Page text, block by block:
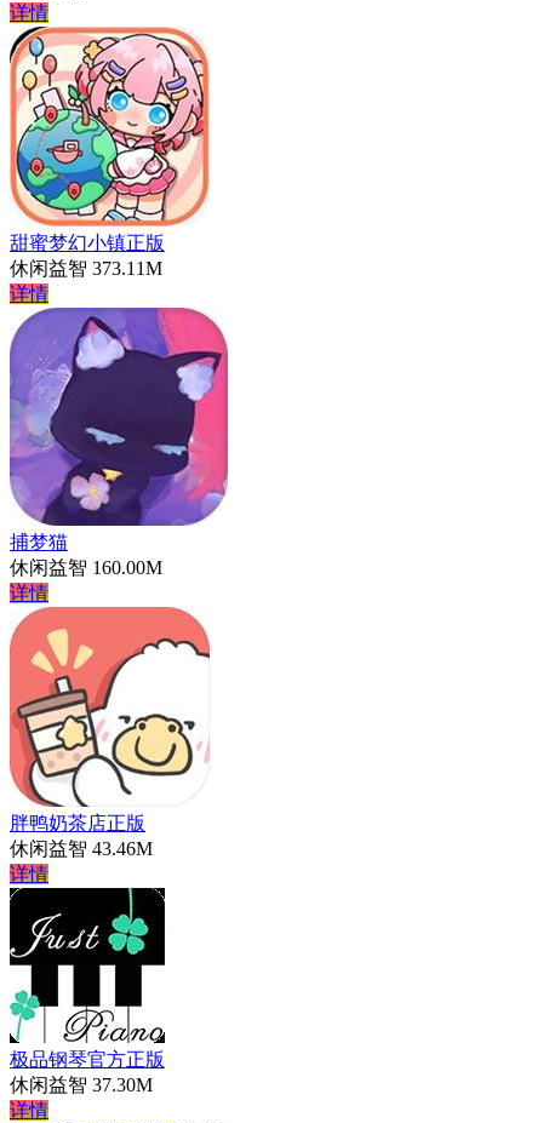
详情
甜蜜梦幻小镇正版
休闲益智 373.11M
详情
捕梦猫
休闲益智 160.00M
详情
胖鸭奶茶店正版
休闲益智 43.46M
详情
极品钢琴官方正版
休闲益智 37.30M
详情